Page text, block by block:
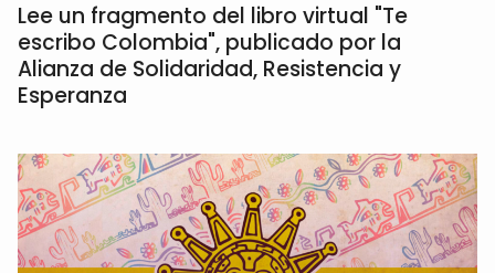
Lee un fragmento del libro virtual "Te
escribo Colombia", publicado por la
Alianza de Solidaridad, Resistencia y
Esperanza